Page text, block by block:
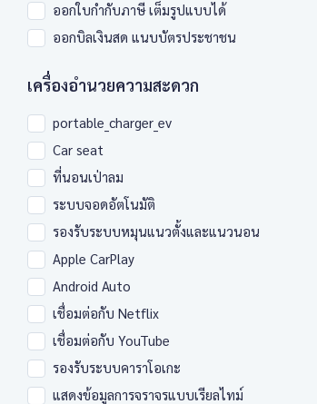
ออกใบกำกับภาษี เต็มรูปแบบได้
ออกบิลเงินสด แนบบัตรประชาชน
เครื่องอำนวยความสะดวก
portable_charger_ev
Car seat
ที่นอนเป่าลม
ระบบจอดอัตโนมัติ
รองรับระบบหมุนแนวตั้งและแนวนอน
Apple CarPlay
Android Auto
เชื่อมต่อกับ Netflix
เชื่อมต่อกับ YouTube
รองรับระบบคาราโอเกะ
แสดงข้อมูลการจราจรแบบเรียลไทม์